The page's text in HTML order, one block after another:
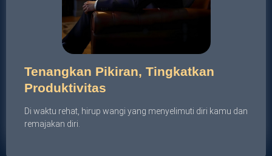
Tenangkan Pikiran, Tingkatkan
Produktivitas
Di waktu rehat, hirup wangi yang menyelimuti diri kamu dan
remajakan diri.